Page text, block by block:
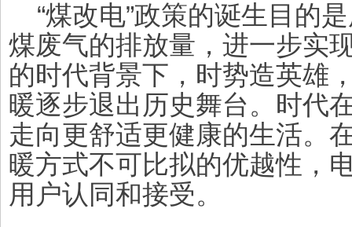
“煤改电”政策的诞生目的
煤废气的排放量，进一步实
的时代背景下，时势造英雄
暖逐步退出历史舞台。时代
走向更舒适更健康的生活。
暖方式不可比拟的优越性，
用户认同和接受。